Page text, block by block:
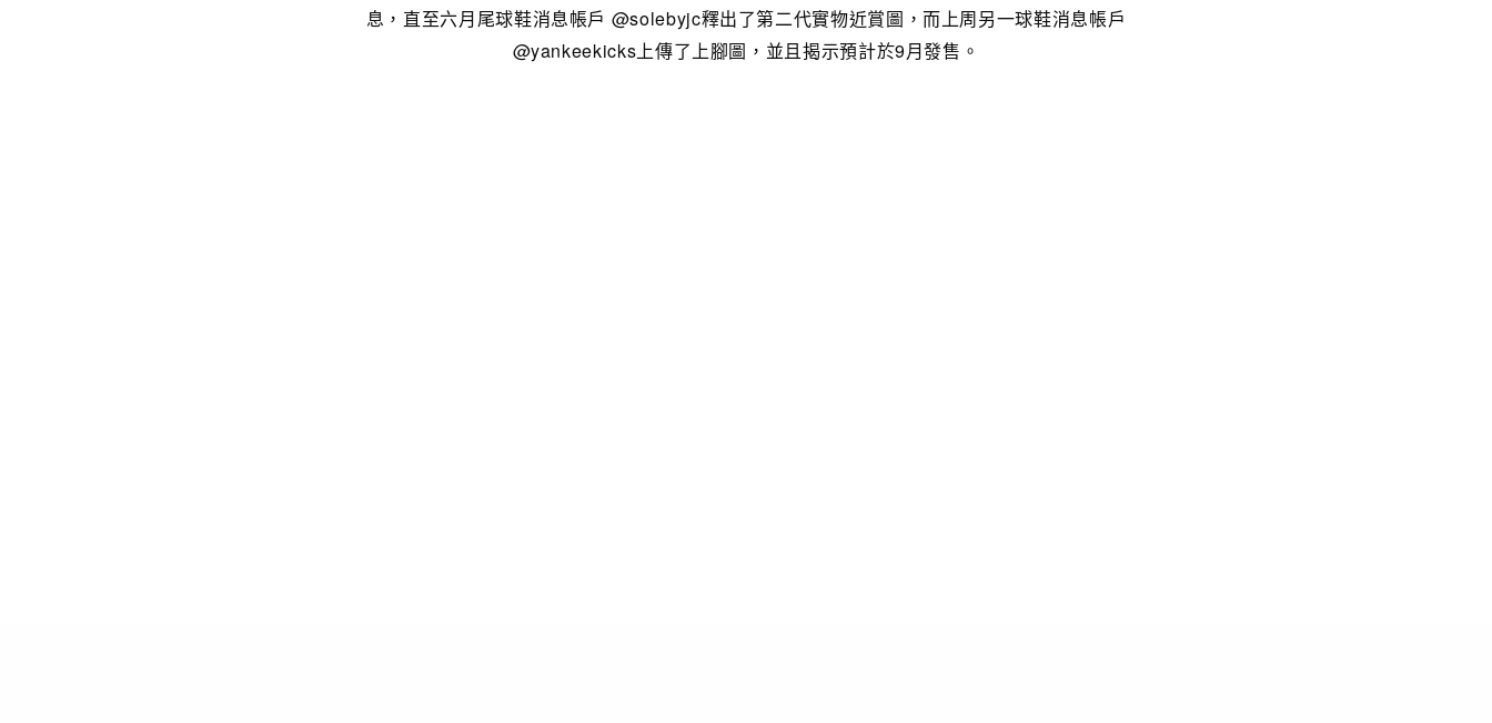
息，直至六月尾球鞋消息帳戶 @solebyjc釋出了第二代實物近賞圖，而上周另一球鞋消息帳戶
@yankeekicks上傳了上腳圖，並且揭示預計於9月發售。